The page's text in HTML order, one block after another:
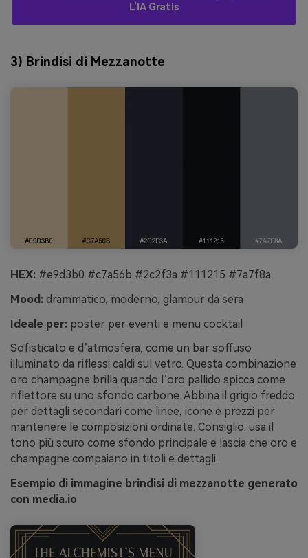
L’IA Gratis
3) Brindisi di Mezzanotte
HEX: #e9d3b0 #c7a56b #2c2f3a #111215 #7a7f8a
Mood: drammatico, moderno, glamour da sera
Ideale per: poster per eventi e menu cocktail
Sofisticato e d’atmosfera, come un bar soffuso
illuminato da riflessi caldi sul vetro. Questa combinazione
oro champagne brilla quando l’oro pallido spicca come
riflettore su uno sfondo carbone. Abbina il grigio freddo
per dettagli secondari come linee, icone e prezzi per
mantenere le composizioni ordinate. Consiglio: usa il
tono più scuro come sfondo principale e lascia che oro e
champagne compaiano in titoli e dettagli.
Esempio di immagine brindisi di mezzanotte generato
con media.io